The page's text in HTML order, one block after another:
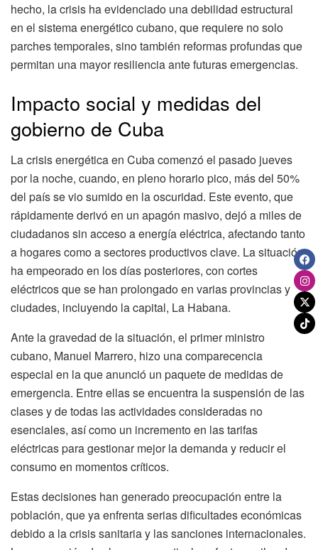
hecho, la crisis ha evidenciado una debilidad estructural
en el sistema energético cubano, que requiere no solo
parches temporales, sino también reformas profundas que
permitan una mayor resiliencia ante futuras emergencias.
Impacto social y medidas del
gobierno de Cuba
La crisis energética en Cuba comenzó el pasado jueves
por la noche, cuando, en pleno horario pico, más del 50%
del país se vio sumido en la oscuridad. Este evento, que
rápidamente derivó en un apagón masivo, dejó a miles de
ciudadanos sin acceso a energía eléctrica, afectando tanto
a hogares como a sectores productivos clave. La situación
ha empeorado en los días posteriores, con cortes
eléctricos que se han prolongado en varias provincias y
ciudades, incluyendo la capital, La Habana.
Ante la gravedad de la situación, el primer ministro
cubano, Manuel Marrero, hizo una comparecencia
especial en la que anunció un paquete de medidas de
emergencia. Entre ellas se encuentra la suspensión de las
clases y de todas las actividades consideradas no
esenciales, así como un incremento en las tarifas
eléctricas para gestionar mejor la demanda y reducir el
consumo en momentos críticos.
Estas decisiones han generado preocupación entre la
población, que ya enfrenta serias dificultades económicas
debido a la crisis sanitaria y las sanciones internacionales.